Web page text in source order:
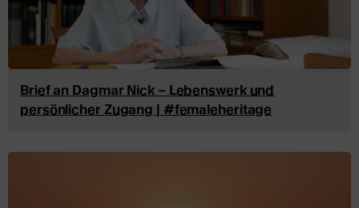
Brief an Dagmar Nick – Lebenswerk und
persönlicher Zugang | #femaleheritage